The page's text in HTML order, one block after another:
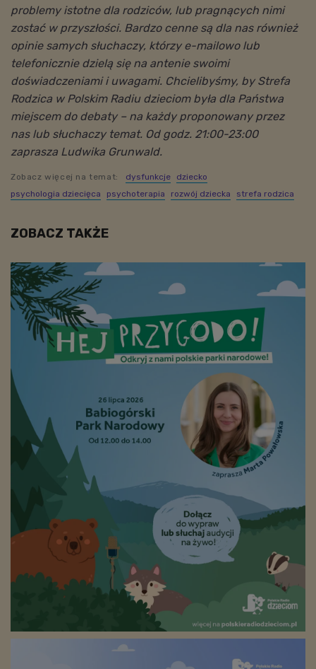
problemy istotne dla rodziców, lub pragnących nimi
zostać w przyszłości. Bardzo cenne są dla nas również
opinie samych słuchaczy, którzy e-mailowo lub
telefonicznie dzielą się na antenie swoimi
doświadczeniami i uwagami. Chcielibyśmy, by Strefa
Rodzica w Polskim Radiu dzieciom była dla Państwa
miejscem do debaty – na każdy proponowany przez
nas lub słuchaczy temat. Od godz. 21:00-23:00
zaprasza Ludwika Grunwald.
Zobacz więcej na temat: dysfunkcje
dziecko
psychologia dziecięca
psychoterapia rozwój dziecka strefa rodzica
ZOBACZ TAKŻE